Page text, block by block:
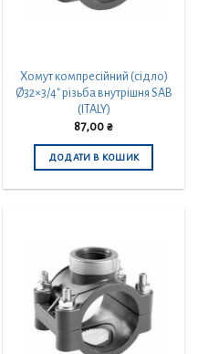
Хомут компресійний (сідло)
Ø32×3/4″ різьба внутрішня SAB
(ITALY)
87,00 ₴
ДОДАТИ В КОШИК